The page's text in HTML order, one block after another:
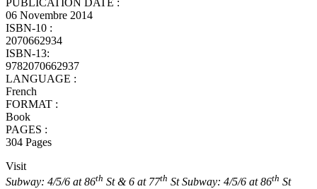
06 Novembre 2014
ISBN-10 :
2070662934
ISBN-13:
9782070662937
LANGUAGE :
French
FORMAT :
Book
PAGES :
304 Pages
Visit
Subway: 4/5/6 at 86th St & 6 at 77th St Subway: 4/5/6 at 86th St